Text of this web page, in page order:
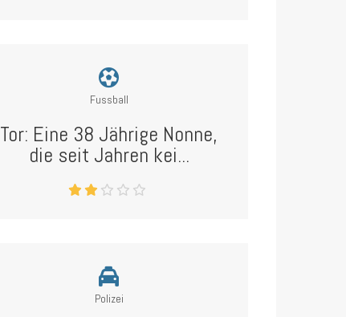
Fussball
Tor: Eine 38 Jährige Nonne,
die seit Jahren kei...
Polizei